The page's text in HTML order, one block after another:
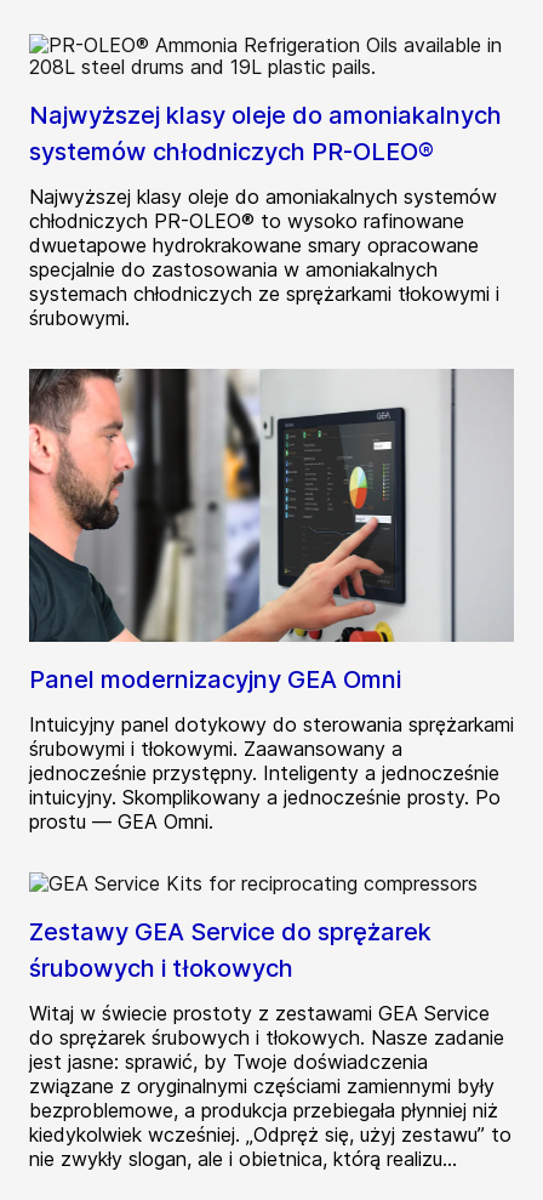
Najwyższej klasy oleje do amoniakalnych
systemów chłodniczych PR-OLEO®
Najwyższej klasy oleje do amoniakalnych systemów
chłodniczych PR-OLEO® to wysoko rafinowane
dwuetapowe hydrokrakowane smary opracowane
specjalnie do zastosowania w amoniakalnych
systemach chłodniczych ze sprężarkami tłokowymi i
śrubowymi.
Panel modernizacyjny GEA Omni
Intuicyjny panel dotykowy do sterowania sprężarkami
śrubowymi i tłokowymi. Zaawansowany a
jednocześnie przystępny. Inteligenty a jednocześnie
intuicyjny. Skomplikowany a jednocześnie prosty. Po
prostu — GEA Omni.
Zestawy GEA Service do sprężarek
śrubowych i tłokowych
Witaj w świecie prostoty z zestawami GEA Service
do sprężarek śrubowych i tłokowych. Nasze zadanie
jest jasne: sprawić, by Twoje doświadczenia
związane z oryginalnymi częściami zamiennymi były
bezproblemowe, a produkcja przebiegała płynniej niż
kiedykolwiek wcześniej. „Odpręż się, użyj zestawu” to
nie zwykły slogan, ale i obietnica, którą realizu...